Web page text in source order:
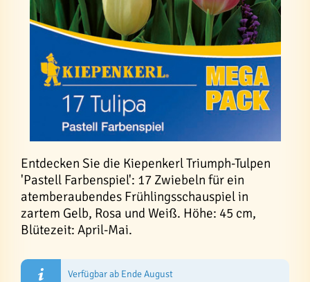
Entdecken Sie die Kiepenkerl Triumph-Tulpen
'Pastell Farbenspiel': 17 Zwiebeln für ein
atemberaubendes Frühlingsschauspiel in
zartem Gelb, Rosa und Weiß. Höhe: 45 cm,
Blütezeit: April-Mai.
Verfügbar ab Ende August